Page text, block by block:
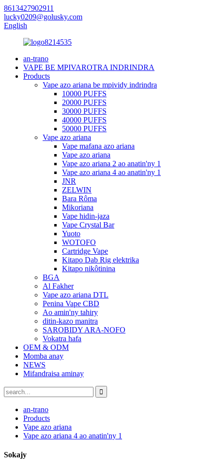
8613427902911
lucky0209@golusky.com
English
an-trano
VAPE BE MPIVAROTRA INDRINDRA
Products
Vape azo ariana be mpividy indrindra
10000 PUFFS
20000 PUFFS
30000 PUFFS
40000 PUFFS
50000 PUFFS
Vape azo ariana
Vape mafana azo ariana
Vape azo ariana
Vape azo ariana 2 ao anatin'ny 1
Vape azo ariana 4 ao anatin'ny 1
JNR
ZELWIN
Bara Rôma
Mikoriana
Vape hidin-jaza
Vape Crystal Bar
Yuoto
WOTOFO
Cartridge Vape
Kitapo Dab Rig elektrika
Kitapo nikôtinina
BGA
Al Fakher
Vape azo ariana DTL
Penina Vape CBD
Ao amin'ny tahiry
ditin-kazo manitra
SAROBIDY ARA-NOFO
Vokatra hafa
OEM & ODM
Momba anay
NEWS
Mifandraisa aminay
an-trano
Products
Vape azo ariana
Vape azo ariana 4 ao anatin'ny 1
Sokajy